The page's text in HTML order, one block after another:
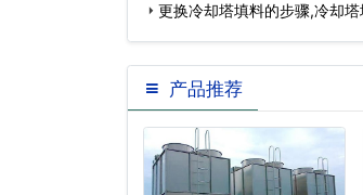
更换冷却塔填料的步骤,冷却
产品推荐